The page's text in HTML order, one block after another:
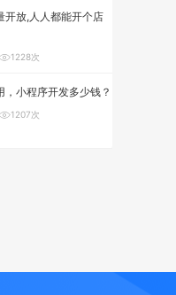
开放,人人都能开个店
1228次
，小程序开发多少钱？
1207次